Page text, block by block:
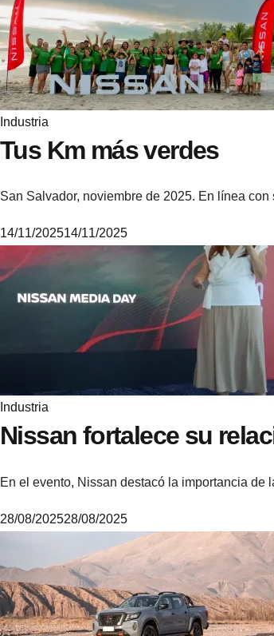
k
e
Industria
Tus Km más verdes
San Salvador, noviembre de 2025. En línea
i
14/11/202514/11/2025
Industria
Nissan fortalece su
En el evento, Nissan destacó la importancia
i
k
e
28/08/202528/08/2025